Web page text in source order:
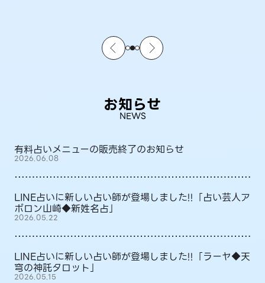
お知らせ
NEWS
有料占いメニューの販売終了のお知らせ
2026.06.08
LINE占いに新しい占い師が登場しました!!「占い芸人ア
ポロン山崎◆新姓名占」
2026.05.22
LINE占いに新しい占い師が登場しました!!「ラーヤ◆天
穹の神託タロット」
2026.05.15